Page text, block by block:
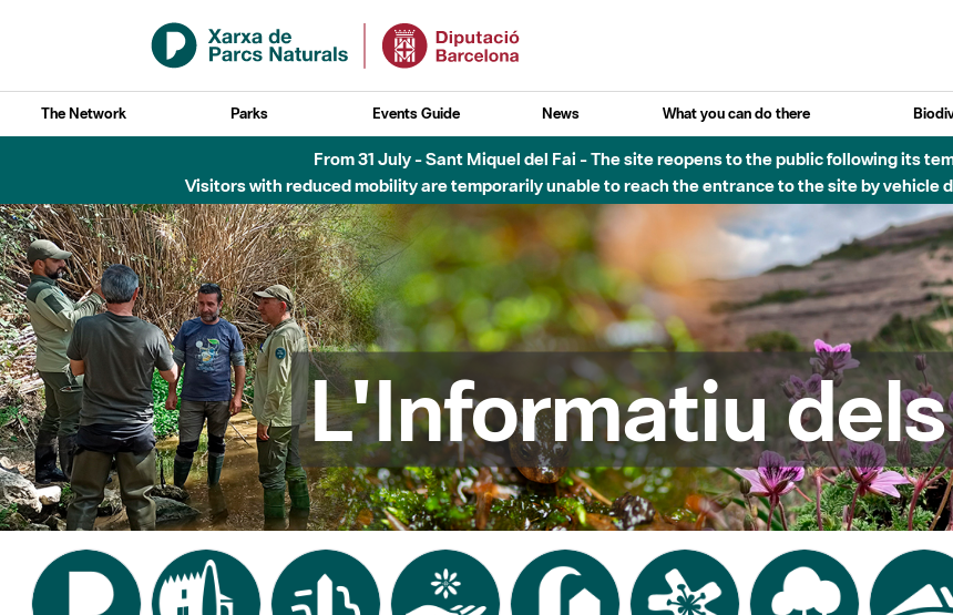
Skip to Main Content
The Network Parks Events Guide News What you can do there
6 d'agost - Parc Fluvial Besòs - Activació de la Fase d'Alerta del Parc Fluvial
Tancats els accessos al Parc.
L'Informatiu